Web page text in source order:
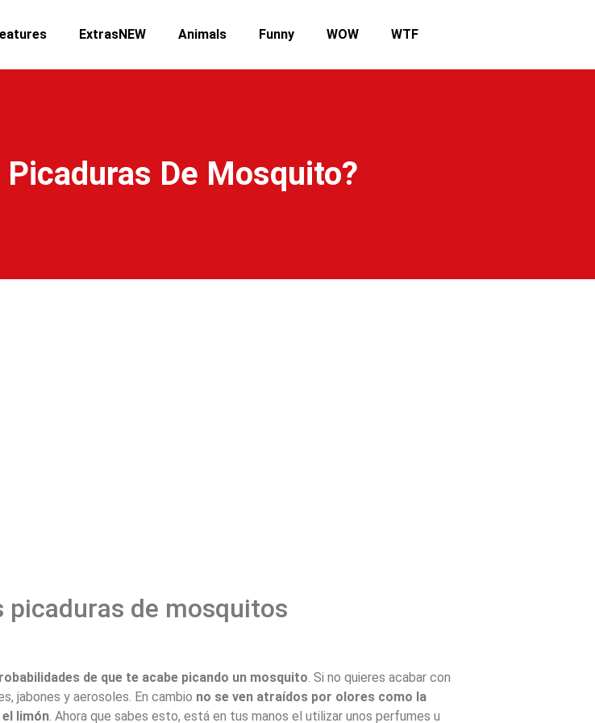
ExtrasNEW Animals Funny WOW WTF
De Mosquito?
de mosquitos
de que te acabe picando un mosquito . Si no quieres acabar con
jabones y aerosoles. En cambio no se ven atraídos por olores como la
l limón . Ahora que sabes esto, está en tus manos el utilizar unos perfumes u